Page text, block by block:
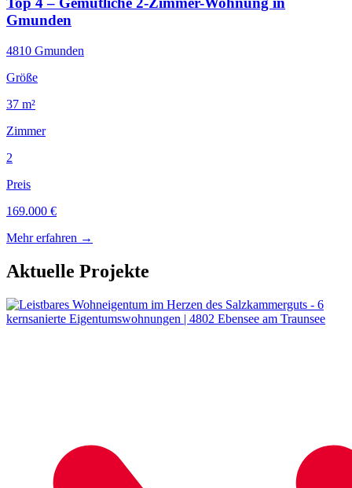
Gmunden
4810 Gmunden
Größe
37 m²
Zimmer
2
Preis
169.000 €
Mehr erfahren →
Aktuelle Projekte